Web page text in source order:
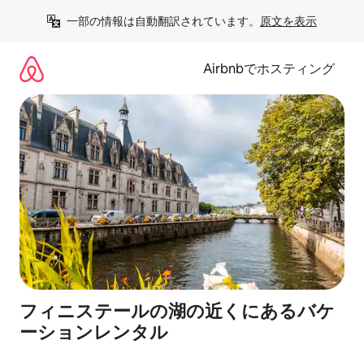
一部の情報は自動翻訳されています。 原文を表示
Airbnbでホスティング
フィニステールの湖の近くにあるバケ
ーションレンタル